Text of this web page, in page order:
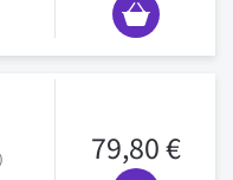
79,80 €